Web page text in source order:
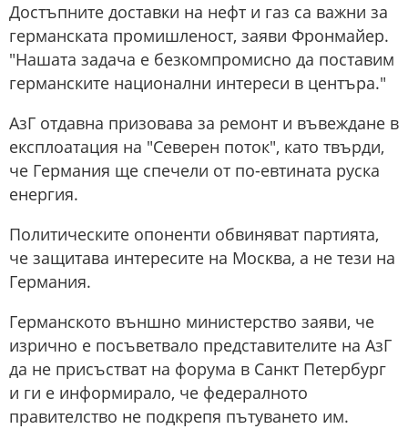
Достъпните доставки на нефт и газ са важни за
германската промишленост, заяви Фронмайер.
"Нашата задача е безкомпромисно да поставим
германските национални интереси в центъра."
AзГ отдавна призовава за ремонт и въвеждане в
експлоатация на "Северен поток", като твърди,
че Германия ще спечели от по-евтината руска
енергия.
Политическите опоненти обвиняват партията,
че защитава интересите на Москва, а не тези на
Германия.
Германското външно министерство заяви, че
изрично е посъветвало представителите на AзГ
да не присъстват на форума в Санкт Петербург
и ги е информирало, че федералното
правителство не подкрепя пътуването им.